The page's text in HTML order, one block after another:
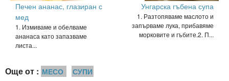
Печен ананас, глазиран с
мед
1. Измиваме и обелваме
ананаса като запазваме
листа...
Унгарска гъбена супа
1. Разтопяваме маслото и
запърваме лука, прибавяме
морковите и гъбите.2. П...
Още от : МЕСО СУПИ